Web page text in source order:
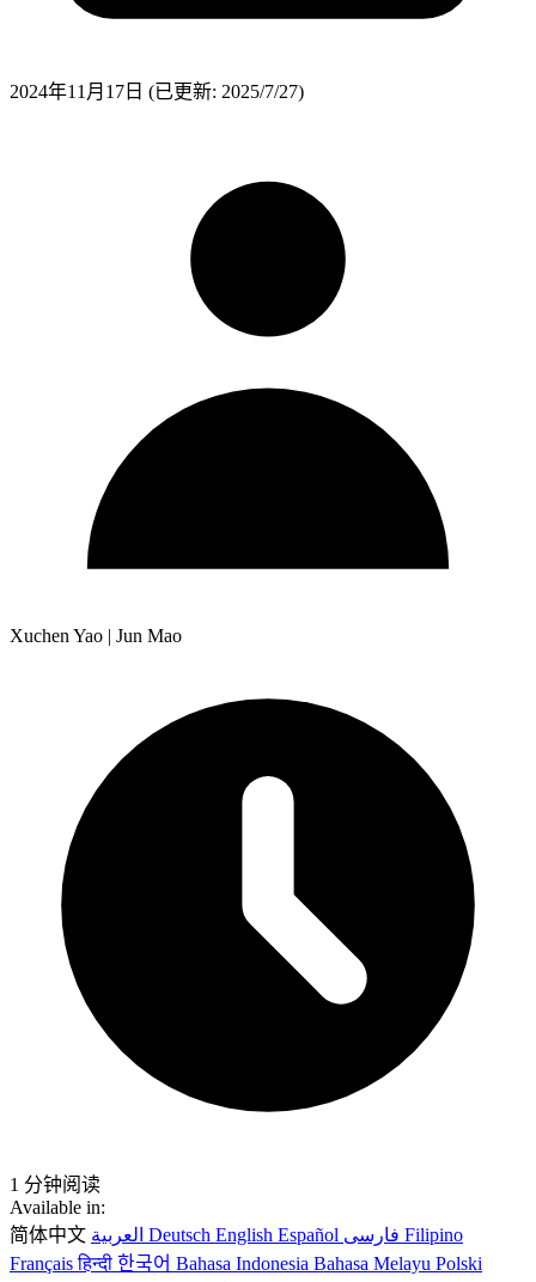
2024年11月17日 (已更新: 2025/7/27)
Xuchen Yao | Jun Mao
1 分钟阅读
Available in:
简体中文
Deutsch English Español
Filipino
Françaisहिन्दी 한국어 Bahasa Indonesia Bahasa Melayu Polski